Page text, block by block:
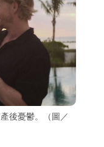
後憂鬱。（圖／